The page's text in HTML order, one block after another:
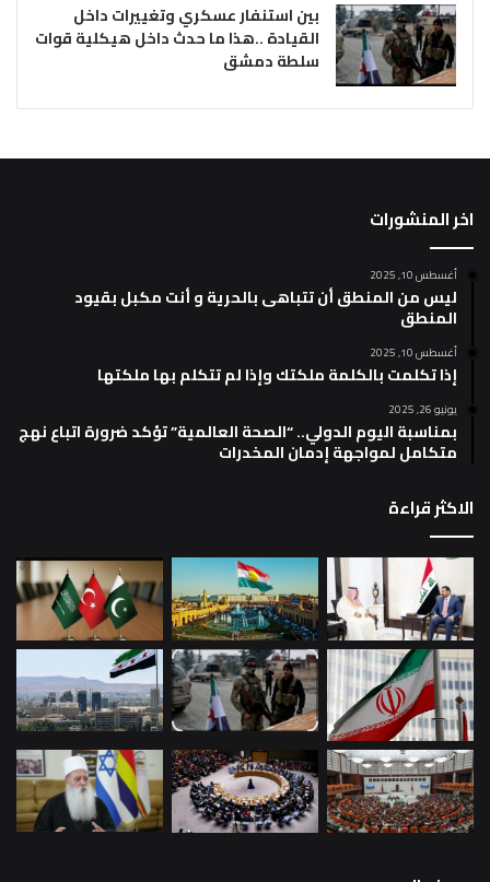
بين استنفار عسكري وتغييرات داخل
القيادة ..هذا ما حدث داخل هيكلية قوات
سلطة دمشق
اخر المنشورات
أغسطس 10, 2025
ليس من المنطق أن تتباهى بالحرية و أنت مكبل بقيود
المنطق
أغسطس 10, 2025
إذا تكلمت بالكلمة ملكتك وإذا لم تتكلم بها ملكتها
يونيو 26, 2025
بمناسبة اليوم الدولي.. “الصحة العالمية” تؤكد ضرورة اتباع نهج
متكامل لمواجهة إدمان المخدرات
الاكثر قراءة